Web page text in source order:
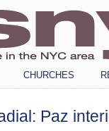
CHURCHES
Paz